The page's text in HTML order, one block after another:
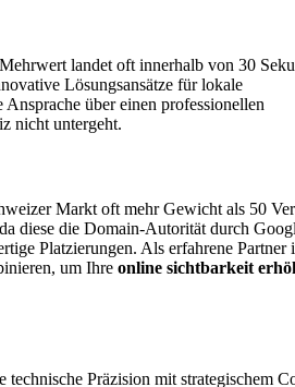
landet oft innerhalb von 30
Lösungsansätze für lokale
über einen professionellen
nicht untergeht.
Markt oft mehr Gewicht als 50
diese die Domain-Autorität durch
Platzierungen. Als erfahrene Partner
um Ihre online sichtbarkeit
Präzision mit strategischem